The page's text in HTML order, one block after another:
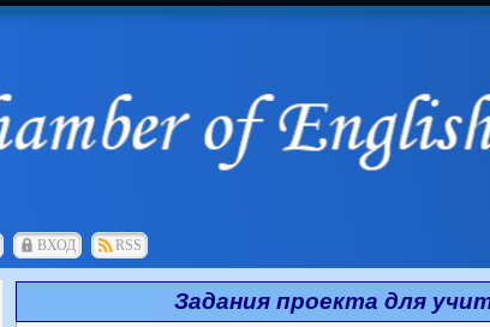
ВХОД RSS
Задания проекта для